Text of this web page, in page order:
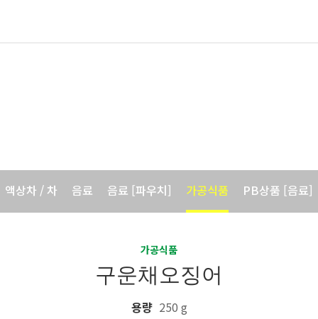
액상차 / 차 음료 음료 [파우치] 가공식품 PB상품 [음료]
가공식품
구운채오징어
용량 250 g